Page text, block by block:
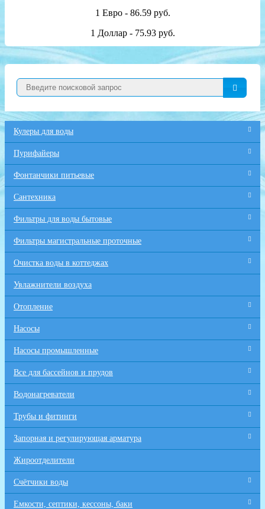
1 Евро - 86.59 руб.
1 Доллар - 75.93 руб.
Кулеры для воды
Пурифайеры
Фонтанчики питьевые
Сантехника
Фильтры для воды бытовые
Фильтры магистральные проточные
Очистка воды в коттеджах
Увлажнители воздуха
Отопление
Насосы
Насосы промышленные
Все для бaссейнов и прудов
Водонагреватели
Трубы и фитинги
Запорная и регулирующая арматура
Жироотделители
Счётчики воды
Емкости, септики, кессоны, баки